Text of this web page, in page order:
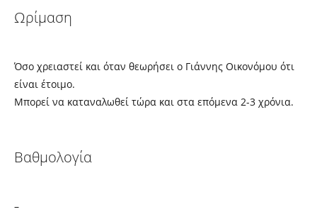
Ωρίμαση
Όσο χρειαστεί και όταν θεωρήσει ο Γιάννης Οικονόμου ότι
είναι έτοιμο.
Μπορεί να καταναλωθεί τώρα και στα επόμενα 2-3 χρόνια.
Βαθμολογία
–